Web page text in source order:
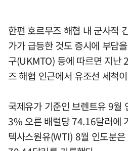
한편 호르무즈 해협 내 군사적
가가 급등한 것도 증시에 부담
구(UKMTO) 등에 따르면 지난
즈 해협 인근에서 유조선 세척
국제유가 기준인 브렌트유 9월
3% 오른 배럴당 74.16달러에
텍사스원유(WTI) 8월 인도분